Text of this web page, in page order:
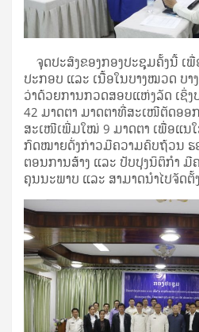
ຈຸດປະສົງຂອງກອງປະຊຸມຄັ້ງນີ້ ເ
ປະກອບ ແລະ ເນື້ອໃນບາງໝວດ ບາ
ວ່າດ້ວຍການກວດສອບແຫ່ງລັດ ເຊິ່
42 ມາດຕາ ມາດຕາທີ່ສະເໜີຕັດອອ
ສະເໜີເພີ່ມໃໝ່ 9 ມາດຕາ ເພື່ອແນ
ກົດໝາຍດັ່ງກ່າວມີຄວາມຄົບຖ້ວນ ຮ
ຕອນການສ້າງ ແລະ ປັບປຸງນິຕິກໍາ
ຄຸນນະພາບ ແລະ ສາມາດນໍາໄປຈັດ